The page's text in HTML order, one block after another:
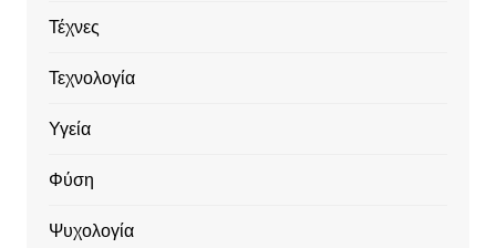
Τέχνες
Τεχνολογία
Υγεία
Φύση
Ψυχολογία